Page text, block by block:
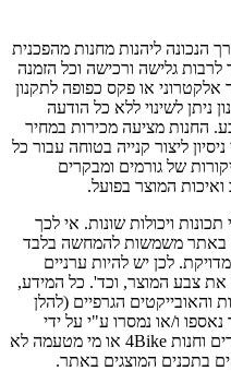
הנכונה ליהנות מחנות מהפכנית
לרבות גלישה ורכישה וכל הזמנה
או פקס כפופה לתקנון
ניתן לשינוי ללא כל הודעה
החנות מציעה מכירות במחיר
ליצור קנייה בטוחה עבור כל
של גורמים ומבקרים
ואיכות המוצר בפועל.
ויכולות שונות. אי לכך
באתר משמשות להמחשה בלבד
לכן יש להיות ערניים
את צבע המוצר, וכד'. כל המידע,
הגרפיים (להלן
ו/או נמסרו ע"י על ידי
יצרנים, יבואנים וספקים של אותם מוצרים וחנות 4Bike או מי מטעמה לא
בתכנים המוצגים באתר.